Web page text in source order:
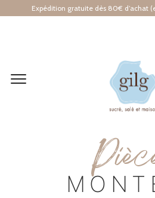
Expédition gratuite dès 80€ d’achat